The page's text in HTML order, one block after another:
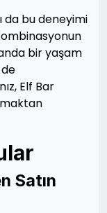
da bu deneyimi
bir yaşam
Elf Bar
Satın